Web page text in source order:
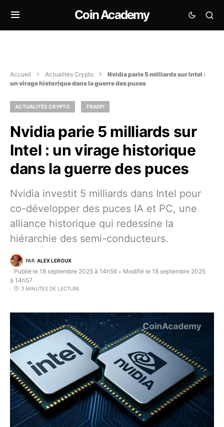
Coin Academy
Accueil Actualités Crypto
Nvidia parie 5 milliards sur Intel :
un virage historique dans la guerre des puces
ACTUALITÉS CRYPTO TRADFI
Nvidia parie 5 milliards sur
Intel : un virage historique
dans la guerre des puces
Nvidia investit 5 milliards dans Intel pour
co-développer des puces IA et PC, une
alliance historique qui redessine la
hiérarchie des semi-conducteurs.
PAR ALEX LEROUX
Publié le 18 septembre 2025 à 14h56 • Modifié le 18 septembre 2025
à 14h57
3 MINUTES DE LECTURE